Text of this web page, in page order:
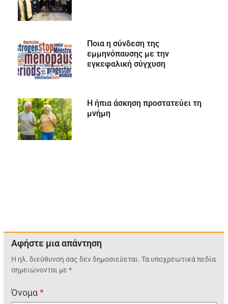
Ποια η σύνδεση της
εμμηνόπαυσης με την
εγκεφαλική σύγχυση
Η ήπια άσκηση προστατεύει τη
μνήμη
Αφήστε μια απάντηση
Η ηλ. διεύθυνση σας δεν δημοσιεύεται. Τα υποχρεωτικά πεδία
σημειώνονται με*
Όνομα*